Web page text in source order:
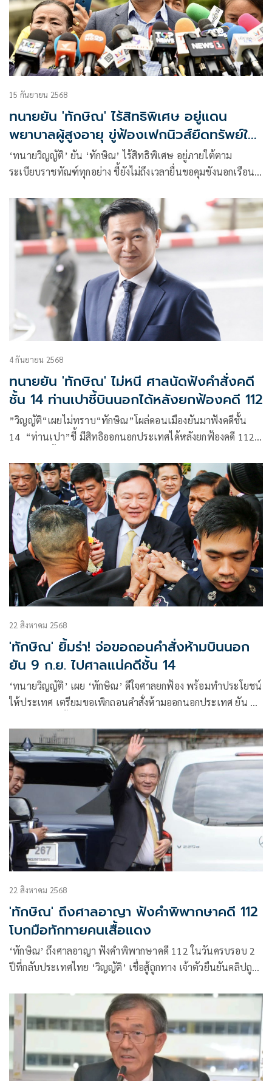
15 กันยายน 2568
ทนายยัน 'ทักษิณ' ไร้สิทธิพิเศษ อยู่แดน
พยาบาลผู้สูงอายุ ขู่ฟ้องเฟกนิวส์ยึดทรัพย์ใน
เขมร
‘ทนายวิญญัติ’ ยัน ‘ทักษิณ’ ไร้สิทธิพิเศษ อยู่ภายใต้ตาม
ระเบียบราชทัณฑ์ทุกอย่าง ชี้ยังไม่ถึงเวลายื่นขอคุมขังนอกเรือน
4 กันยายน 2568
ทนายยัน 'ทักษิณ' ไม่หนี ศาลนัดฟังคำสั่งคดี
ชั้น 14 ท่านเปาชี้บินนอกได้หลังยกฟ้องคดี 112
”วิญญัติ“เผยไม่ทราบ“ทักษิณ”โผล่ดอนเมืองยันมาฟังคดีชั้น
14 “ท่านเปา”ชี้ มีสิทธิออกนอกประเทศได้หลังยกฟ้องคดี 112
22 สิงหาคม 2568
'ทักษิณ' ยิ้มร่า! จ่อขอถอนคำสั่งห้ามบินนอก
ยัน 9 ก.ย. ไปศาลแน่คดีชั้น 14
‘ทนายวิญญัติ’ เผย ‘ทักษิณ’ ดีใจศาลยกฟ้อง พร้อมทำประโยชน์
ให้ประเทศ เตรียมขอเพิกถอนคำสั่งห้ามออกนอกประเทศ ยัน 9
22 สิงหาคม 2568
'ทักษิณ' ถึงศาลอาญา ฟังคำพิพากษาคดี 112
โบกมือทักทายคนเสื้อแดง
‘ทักษิณ’ ถึงศาลอาญา ฟังคำพิพากษาคดี 112 ในวันครบรอบ 2
ปีที่กลับประเทศไทย ‘วิญญัติ’ เชื่อสู้ถูกทาง เจ้าตัวยืนยันคลิปถูก